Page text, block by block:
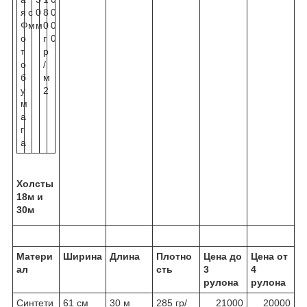
я
Ф
о
т
о
б
у
м
а
г
а
с
м
0
м
8
0
г
р
/
м
2
0
0
0
Холсты
18м и
30м
Матери
ал
Ширина Длина
Плотно
сть
Цена до
3
рулона
Цена от
4
рулона
Синтети
61 см 30 м 285 гр/ 21000 20000